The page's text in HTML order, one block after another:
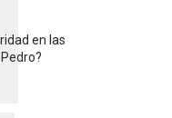
en las